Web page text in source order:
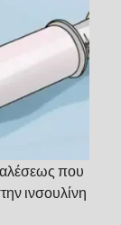
αλέσεως που
ινσουλίνη